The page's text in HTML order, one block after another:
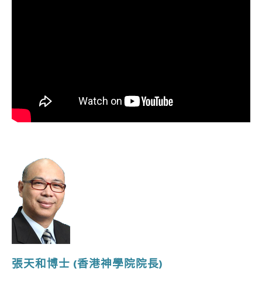
張天和博士 (香港神學院院長)